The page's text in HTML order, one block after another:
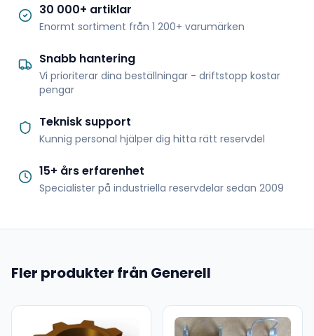
30 000+ artiklar
Enormt sortiment från 1 200+ varumärken
Snabb hantering
Vi prioriterar dina beställningar - driftstopp kostar
pengar
Teknisk support
Kunnig personal hjälper dig hitta rätt reservdel
15+ års erfarenhet
Specialister på industriella reservdelar sedan 2009
Fler produkter från Generell